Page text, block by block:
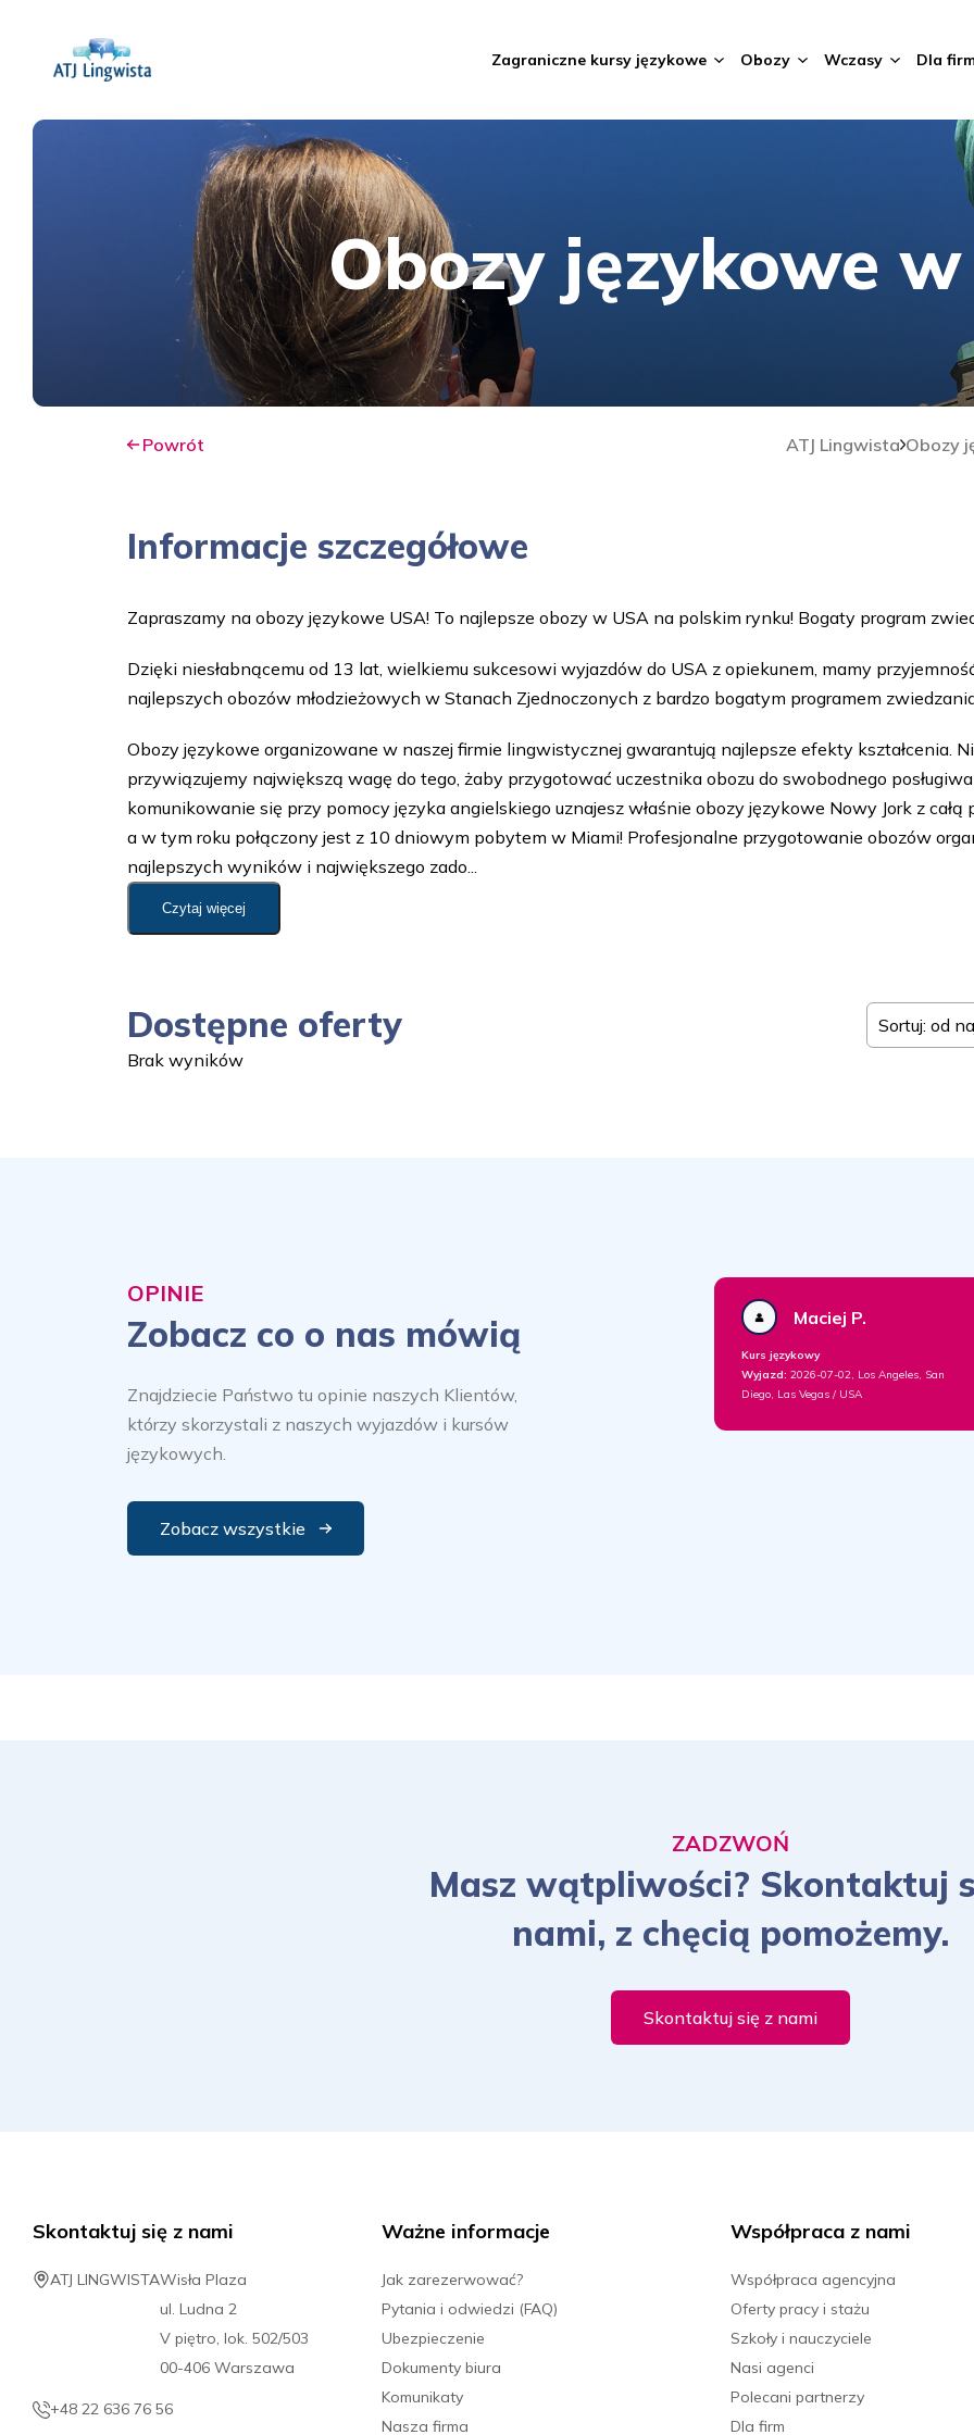
Zagraniczne kursy językowe Obozy Wczasy Dla
Obozy językowe
Powrót ATJ Lingwista Obozy
Informacje szczegółowe
Zapraszamy na obozy językowe USA! To najlepsze obozy w USA na polskim rynku! Bogaty program
Dzięki niesłabnącemu od 13 lat, wielkiemu sukcesowi wyjazdów do USA z opiekunem, mamy
najlepszych obozów młodzieżowych w Stanach Zjednoczonych z bardzo bogatym programem
Obozy językowe organizowane w naszej firmie lingwistycznej gwarantują najlepsze efekty kształcenia.
przywiązujemy największą wagę do tego, żaby przygotować uczestnika obozu do swobodnego
komunikowanie się przy pomocy języka angielskiego uznajesz właśnie obozy językowe Nowy Jork z
a w tym roku połączony jest z 10 dniowym pobytem w Miami! Profesjonalne przygotowanie obozów
najlepszych wyników i największego zado...
Czytaj więcej
Dostępne oferty
Sortuj: od
Brak wyników
OPINIE
Zobacz co o nas mówią
Znajdziecie Państwo tu opinie naszych Klientów,
którzy skorzystali z naszych wyjazdów i kursów
językowych.
Zobacz wszystkie
Maciej P.
Kurs językowy
Wyjazd: 2026-07-02, Los Angeles, San
Diego, Las Vegas / USA
ZADZWOŃ
Masz wątpliwości? Skontaktuj
nami, z chęcią pomożemy.
Skontaktuj się z nami
Skontaktuj się z nami
ATJ LINGWISTAWisła Plaza
ul. Ludna 2
V piętro, lok. 502/503
00-406 Warszawa
+48 22 636 76 56
Ważne informacje
Jak zarezerwować?
Pytania i odwiedzi (FAQ)
Ubezpieczenie
Dokumenty biura
Komunikaty
Nasza firma
Współpraca z nami
Współpraca agencyjna
Oferty pracy i stażu
Szkoły i nauczyciele
Nasi agenci
Polecani partnerzy
Dla firm